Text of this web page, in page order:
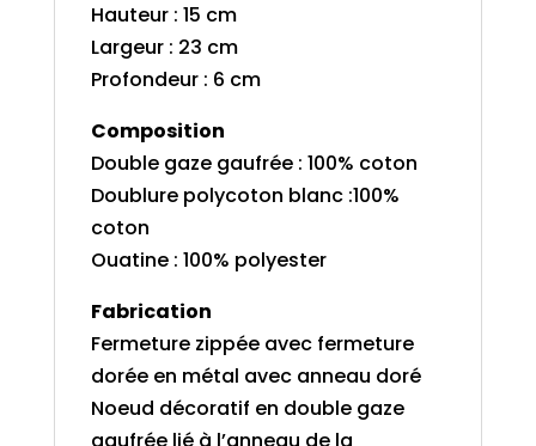
Hauteur : 15 cm
Largeur : 23 cm
Profondeur : 6 cm
Composition
Double gaze gaufrée : 100% coton
Doublure polycoton blanc :100%
coton
Ouatine : 100% polyester
Fabrication
Fermeture zippée avec fermeture
dorée en métal avec anneau doré
Noeud décoratif en double gaze